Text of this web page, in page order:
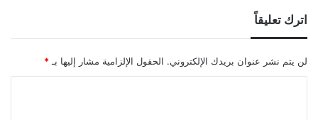
اترك تعليقاً
لن يتم نشر عنوان بريدك الإلكتروني. الحقول الإلزامية مشار إليها بـ *